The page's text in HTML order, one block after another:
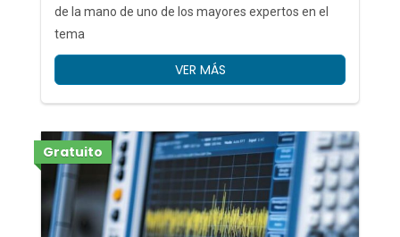
de la mano de uno de los mayores expertos en el
tema
VER MÁS
Gratuito